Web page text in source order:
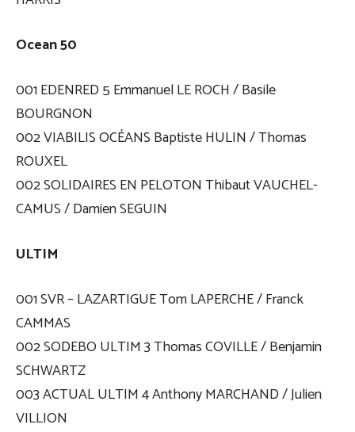
Ocean 50
001 EDENRED 5 Emmanuel LE ROCH / Basile
BOURGNON
002 VIABILIS OCÉANS Baptiste HULIN / Thomas
ROUXEL
002 SOLIDAIRES EN PELOTON Thibaut VAUCHEL-
CAMUS / Damien SEGUIN
ULTIM
001 SVR – LAZARTIGUE Tom LAPERCHE / Franck
CAMMAS
002 SODEBO ULTIM 3 Thomas COVILLE / Benjamin
SCHWARTZ
003 ACTUAL ULTIM 4 Anthony MARCHAND / Julien
VILLION